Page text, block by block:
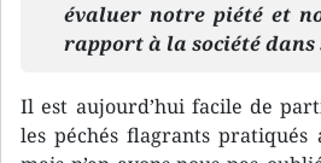
évaluer notre piété et
rapport à la société dans
Il est aujourd’hui facile de
les péchés flagrants pratiqués